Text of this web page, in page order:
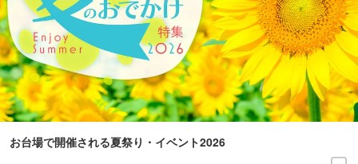
お台場で開催される夏祭り・イベント2026